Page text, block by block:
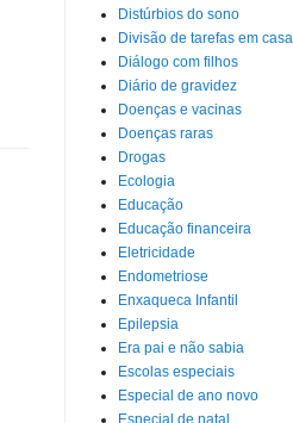
Distúrbios do sono
Divisão de tarefas em casa
Diálogo com filhos
Diário de gravidez
Doenças e vacinas
Doenças raras
Drogas
Ecologia
Educação
Educação financeira
Eletricidade
Endometriose
Enxaqueca Infantil
Epilepsia
Era pai e não sabia
Escolas especiais
Especial de ano novo
Especial de natal